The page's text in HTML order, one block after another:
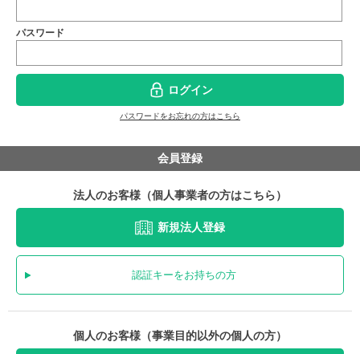
パスワード
ログイン
パスワードをお忘れの方はこちら
会員登録
法人のお客様（個人事業者の方はこちら）
新規法人登録
認証キーをお持ちの方
個人のお客様（事業目的以外の個人の方）